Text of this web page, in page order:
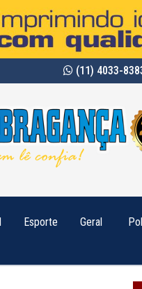
(11) 4033-
Esporte Geral